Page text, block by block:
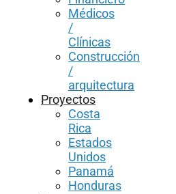
Médicos
/
Clínicas
Construcción
/
arquitectura
Proyectos
Costa
Rica
Estados
Unidos
Panamá
Honduras